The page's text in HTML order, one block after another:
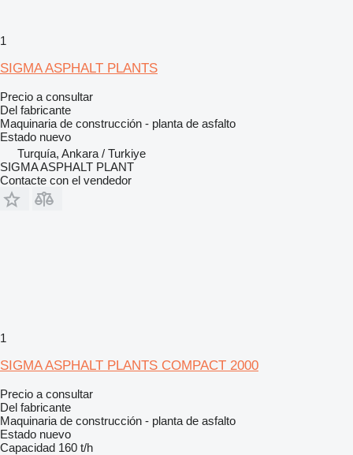
1
SIGMA ASPHALT PLANTS
Precio a consultar
Del fabricante
Maquinaria de construcción - planta de asfalto
Estado nuevo
Turquía, Ankara / Turkiye
SIGMA ASPHALT PLANT
Contacte con el vendedor
1
SIGMA ASPHALT PLANTS COMPACT 2000
Precio a consultar
Del fabricante
Maquinaria de construcción - planta de asfalto
Estado nuevo
Capacidad 160 t/h